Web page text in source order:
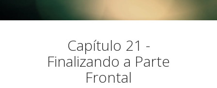
Capítulo 21 -
Finalizando a Parte
Frontal